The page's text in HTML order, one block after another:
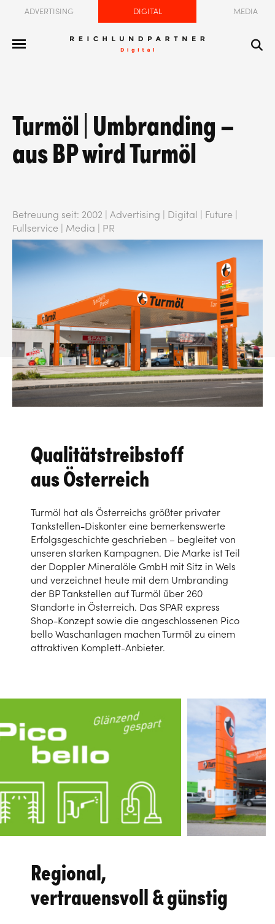
ADVERTISING DIGITAL MEDIA
Turmöl | Umbranding –
aus BP wird Turmöl
Betreuung seit: 2002 | Advertising | Digital | Future |
Fullservice | Media | PR
Qualitätstreibstoff
aus Österreich
Turmöl hat als Österreichs größter privater
Tankstellen-Diskonter eine bemerkenswerte
Erfolgsgeschichte geschrieben – begleitet von
unseren starken Kampagnen. Die Marke ist Teil
der Doppler Mineralöle GmbH mit Sitz in Wels
und verzeichnet heute mit dem Umbranding
der BP Tankstellen auf Turmöl über 260
Standorte in Österreich. Das SPAR express
Shop-Konzept sowie die angeschlossenen Pico
bello Waschanlagen machen Turmöl zu einem
attraktiven Komplett-Anbieter.
Regional,
vertrauensvoll & günstig